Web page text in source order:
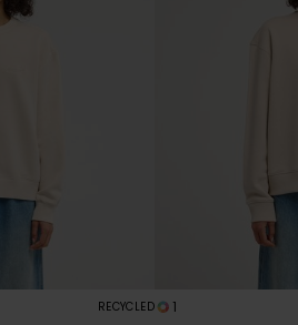
RECYCLED 1